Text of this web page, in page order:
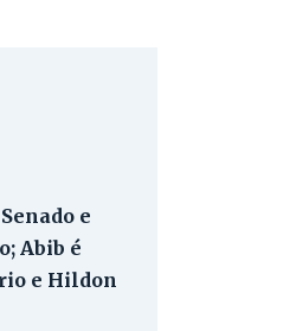
e
Abib é
e Hildon